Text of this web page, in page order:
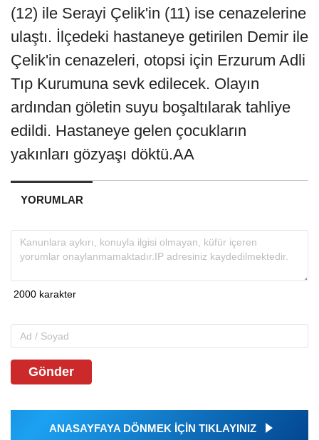
(12) ile Serayi Çelik'in (11) ise cenazelerine
ulaştı. İlçedeki hastaneye getirilen Demir ile
Çelik'in cenazeleri, otopsi için Erzurum Adli
Tıp Kurumuna sevk edilecek. Olayın
ardından göletin suyu boşaltılarak tahliye
edildi. Hastaneye gelen çocukların
yakınları gözyaşı döktü.AA
YORUMLAR
Gönder
ANASAYFAYA DÖNMEK İÇİN TIKLAYINIZ